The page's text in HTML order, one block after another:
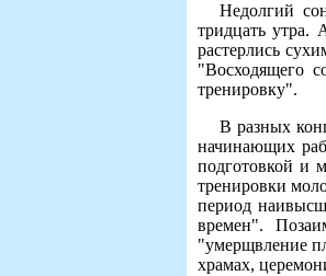
Недолгий
тридцать утра.
растерлись
"Восходящего
тренировку".
В разных
начинающих
подготовкой и
тренировки
период
времен".
"умерщвление
храмах,